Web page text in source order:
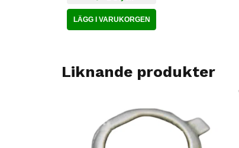
LÄGG I VARUKORGEN
Liknande produkter